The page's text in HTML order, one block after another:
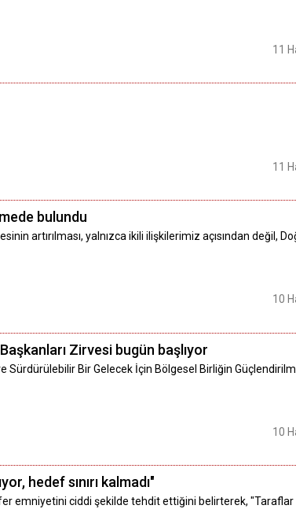
11
11
bulundu
artırılması, yalnızca ikili ilişkilerimiz açısından değil,
10
Zirvesi bugün başlıyor
Sürdürülebilir Bir Gelecek İçin Bölgesel Birliğin
10
hedef sınırı kalmadı"
emniyetini ciddi şekilde tehdit ettiğini belirterek,